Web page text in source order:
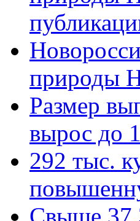
природы
Размер
вырос до
292 тыс.